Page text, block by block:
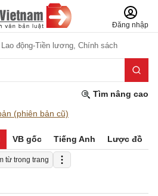
Đăng nhập
Lao động-Tiền lương, Chính sách
Tìm nâng cao
(phiên bản cũ)
VB gốc Tiếng Anh Lược đồ
từ trong trang